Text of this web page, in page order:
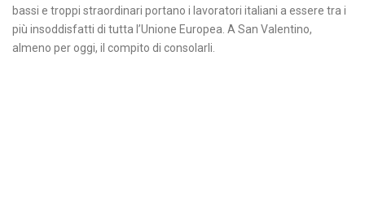
bassi e troppi straordinari portano i lavoratori italiani a essere tra i
più insoddisfatti di tutta l’Unione Europea. A San Valentino,
almeno per oggi, il compito di consolarli.